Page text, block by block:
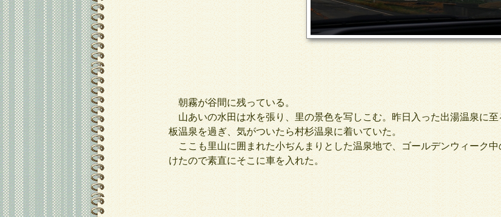
朝霧が谷間に残っている。
山あいの水田は水を張り、里の景色を写しこむ。昨日入った出湯温泉に
板温泉を過ぎ、気がついたら村杉温泉に着いていた。
ここも里山に囲まれた小ぢんまりとした温泉地で、ゴールデンウィーク
けたので素直にそこに車を入れた。